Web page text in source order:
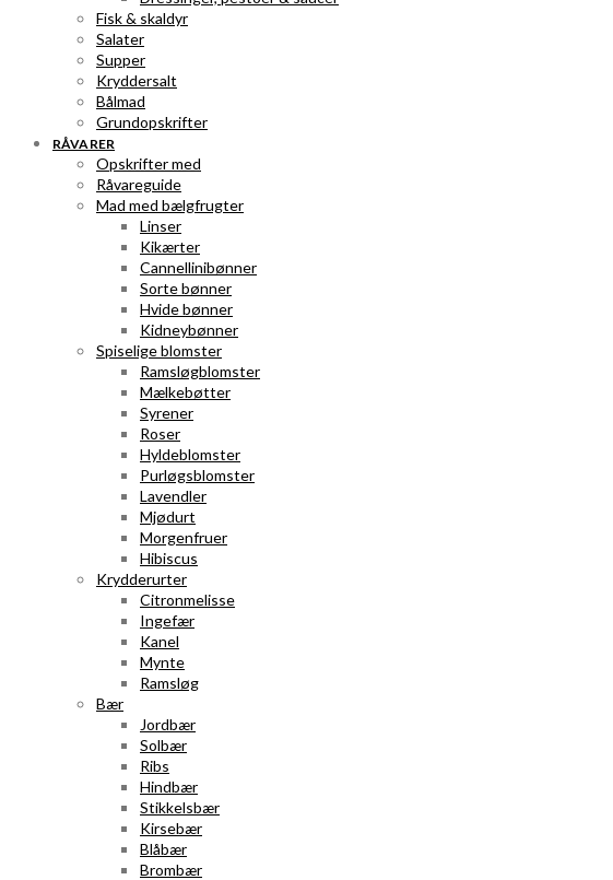
Fisk & skaldyr
Salater
Supper
Kryddersalt
Bålmad
Grundopskrifter
RÅVARER
Opskrifter med
Råvareguide
Mad med bælgfrugter
Linser
Kikærter
Cannellinibønner
Sorte bønner
Hvide bønner
Kidneybønner
Spiselige blomster
Ramsløgblomster
Mælkebøtter
Syrener
Roser
Hyldeblomster
Purløgsblomster
Lavendler
Mjødurt
Morgenfruer
Hibiscus
Krydderurter
Citronmelisse
Ingefær
Kanel
Mynte
Ramsløg
Bær
Jordbær
Solbær
Ribs
Hindbær
Stikkelsbær
Kirsebær
Blåbær
Brombær